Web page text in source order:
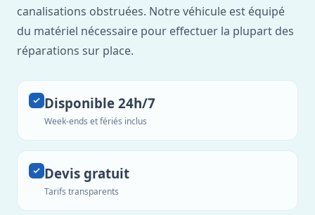
canalisations obstruées. Notre véhicule est équipé
du matériel nécessaire pour effectuer la plupart des
réparations sur place.
Disponible 24h/7
Week-ends et fériés inclus
Devis gratuit
Tarifs transparents